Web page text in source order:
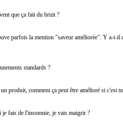
que ça fait du bruit ?
parfois la mention "saveur améliorée". Y a-t-
standards ?
produit, comment ça peut être amélioré si c'est
je fais de l'insomnie, je vais maigrir ?